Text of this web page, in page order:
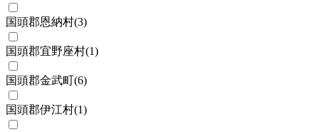
国頭郡恩納村(3)
国頭郡宜野座村(1)
国頭郡金武町(6)
国頭郡伊江村(1)